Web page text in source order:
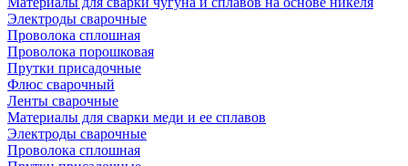
Электроды сварочные
Проволока сплошная
Проволока порошковая
Прутки присадочные
Флюс сварочный
Ленты сварочные
Материалы для сварки меди и ее сплавов
Электроды сварочные
Проволока сплошная